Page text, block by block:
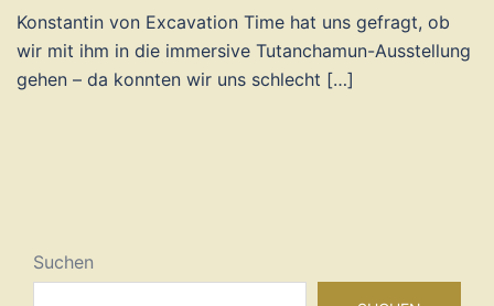
Konstantin von Excavation Time hat uns gefragt, ob
wir mit ihm in die immersive Tutanchamun-Ausstellung
gehen – da konnten wir uns schlecht […]
Suchen